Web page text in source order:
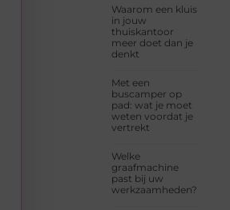
Waarom een kluis
in jouw
thuiskantoor
meer doet dan je
denkt
Met een
buscamper op
pad: wat je moet
weten voordat je
vertrekt
Welke
graafmachine
past bij uw
werkzaamheden?